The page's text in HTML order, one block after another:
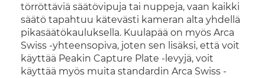
törröttäviä säätövipuja tai nuppeja, vaan kaikki
säätö tapahtuu kätevästi kameran alta yhdellä
pikasäätökauluksella. Kuulapää on myös Arca
Swiss -yhteensopiva, joten sen lisäksi, että voit
käyttää Peakin Capture Plate -levyjä, voit
käyttää myös muita standardin Arca Swiss -